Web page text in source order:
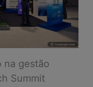
na gestão
Summit